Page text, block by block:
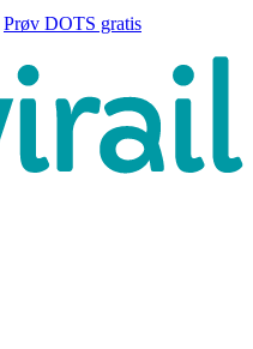
Prøv DOTS gratis